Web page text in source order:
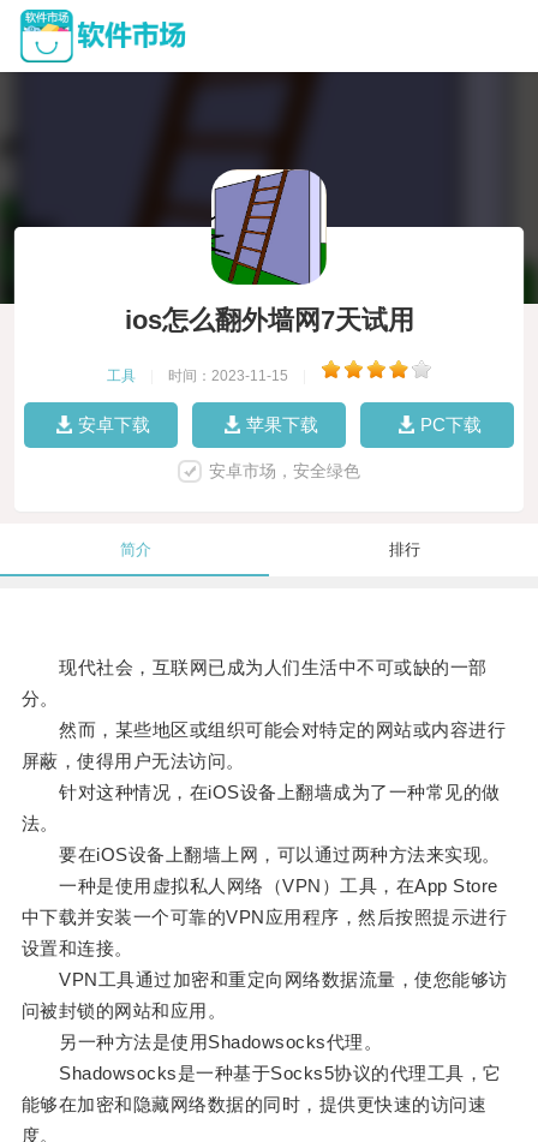
ios怎么翻外墙网7天试用
工具 时间：2023-11-15
安卓下载 苹果下载 PC下载
安卓市场，安全绿色
简介 排行
现代社会，互联网已成为人们生活中不可或缺的一部
分。
然而，某些地区或组织可能会对特定的网站或内容进行
屏蔽，使得用户无法访问。
针对这种情况，在iOS设备上翻墙成为了一种常见的做
法。
要在iOS设备上翻墙上网，可以通过两种方法来实现。
一种是使用虚拟私人网络（VPN）工具，在App Store
中下载并安装一个可靠的VPN应用程序，然后按照提示进行
设置和连接。
VPN工具通过加密和重定向网络数据流量，使您能够访
问被封锁的网站和应用。
另一种方法是使用Shadowsocks代理。
Shadowsocks是一种基于Socks5协议的代理工具，它
能够在加密和隐藏网络数据的同时，提供更快速的访问速
度。